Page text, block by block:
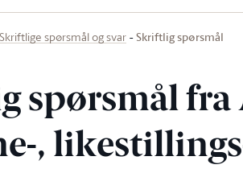
Skriftlige spørsmål og svar Skriftlig spørsmål
spørsmål fra
,